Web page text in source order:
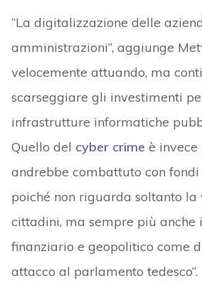
“La digitalizzazione delle
amministrazioni”, aggiunge
velocemente attuando, ma
scarseggiare gli investimenti
infrastrutture informatiche
Quello del cyber crime è invece
andrebbe combattuto con fondi
poiché non riguarda soltanto
cittadini, ma sempre più anche
finanziario e geopolitico come
attacco al parlamento tedesco”.